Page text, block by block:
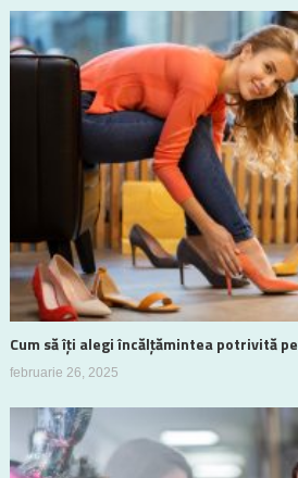
Cum să îți alegi încălțămintea potrivită
februarie 26, 2025